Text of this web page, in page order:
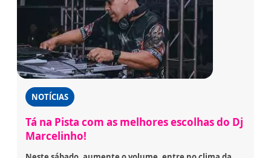
NOTÍCIAS
Tá na Pista com as melhores escolhas do Dj
Marcelinho!